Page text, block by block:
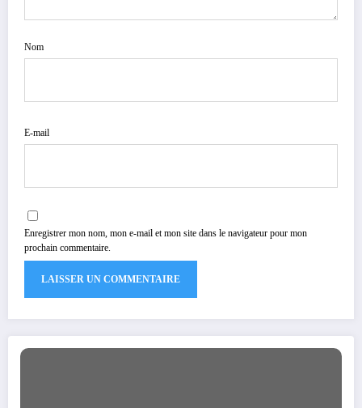
Nom
E-mail
Enregistrer mon nom, mon e-mail et mon site dans le navigateur pour mon
prochain commentaire.